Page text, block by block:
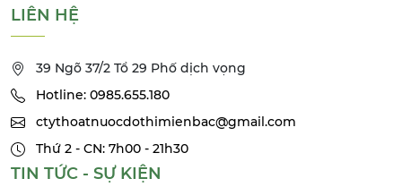
LIÊN HỆ
39 Ngõ 37/2 Tổ 29 Phố dịch vọng
Hotline: 0985.655.180
ctythoatnuocdothimienbac@gmail.com
Thứ 2 - CN: 7h00 - 21h30
TIN TỨC - SỰ KIỆN